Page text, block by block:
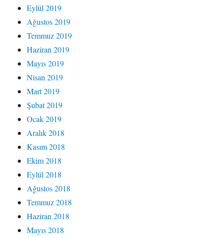
Eylül 2019
Ağustos 2019
Temmuz 2019
Haziran 2019
Mayıs 2019
Nisan 2019
Mart 2019
Şubat 2019
Ocak 2019
Aralık 2018
Kasım 2018
Ekim 2018
Eylül 2018
Ağustos 2018
Temmuz 2018
Haziran 2018
Mayıs 2018